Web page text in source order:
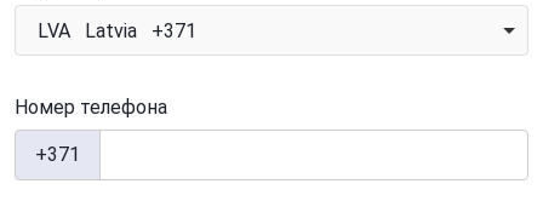
LVA Latvia +371
Номер телефона
+371